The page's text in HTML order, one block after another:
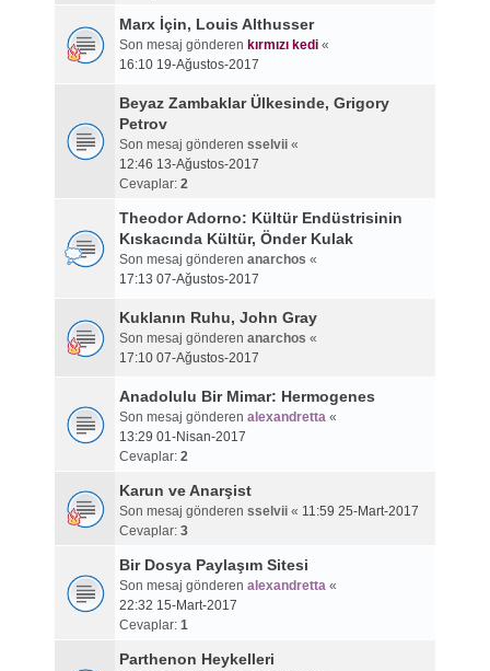
Marx İçin, Louis Althusser
Son mesaj gönderen kırmızı kedi«
16:10 19-Ağustos-2017
Beyaz Zambaklar Ülkesinde, Grigory
Petrov
Son mesaj gönderen sselvii«
12:46 13-Ağustos-2017
Cevaplar: 2
Theodor Adorno: Kültür Endüstrisinin
Kıskacında Kültür, Önder Kulak
Son mesaj gönderen anarchos «
17:13 07-Ağustos-2017
Kuklanın Ruhu, John Gray
Son mesaj gönderen anarchos «
17:10 07-Ağustos-2017
Anadolulu Bir Mimar: Hermogenes
Son mesaj gönderen alexandretta«
13:29 01-Nisan-2017
Cevaplar: 2
Karun ve Anarşist
Son mesaj gönderen sselvii« 11:59 25-Mart-2017
Cevaplar: 3
Bir Dosya Paylaşım Sitesi
Son mesaj gönderen alexandretta«
22:32 15-Mart-2017
Cevaplar: 1
Parthenon Heykelleri